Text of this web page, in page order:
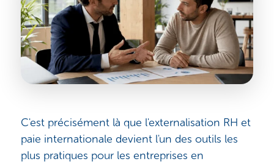
C'est précisément là que l'externalisation RH et
paie internationale devient l'un des outils les
plus pratiques pour les entreprises en